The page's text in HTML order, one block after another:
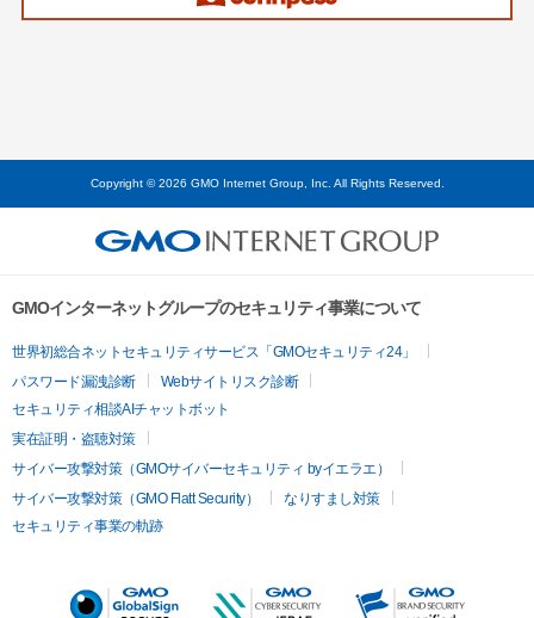
Copyright © 2026 GMO Internet Group, Inc. All Rights Reserved.
GMOインターネットグループのセキュリティ事業について
世界初総合ネットセキュリティサービス「GMOセキュリティ24」
パスワード漏洩診断
Webサイトリスク診断
セキュリティ相談AIチャットボット
実在証明・盗聴対策
サイバー攻撃対策（GMOサイバーセキュリティ byイエラエ）
サイバー攻撃対策（GMO Flatt Security）
なりすまし対策
セキュリティ事業の軌跡